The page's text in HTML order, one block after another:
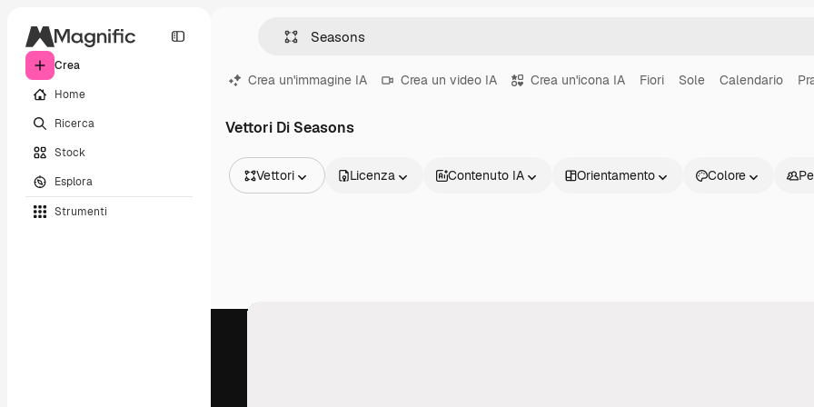
Crea
Home
Ricerca
Stock
Esplora
Strumenti
Crea un'immagine IA Crea un video IA Crea un'icona IA Fiori Sole Calendario
Vettori Di Seasons
Vettori
Video
Licenza Contenuto IA Orientamento Colore